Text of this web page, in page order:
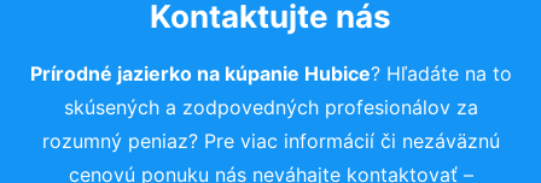
Kontaktujte nás
Prírodné jazierko na kúpanie Hubice? Hľadáte na to
skúsených a zodpovedných profesionálov za
rozumný peniaz? Pre viac informácií či nezáväznú
cenovú ponuku nás neváhajte kontaktovať –